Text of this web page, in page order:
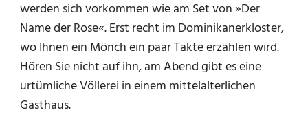
werden sich vorkommen wie am Set von »Der
Name der Rose«. Erst recht im Dominikanerkloster,
wo Ihnen ein Mönch ein paar Takte erzählen wird.
Hören Sie nicht auf ihn, am Abend gibt es eine
urtümliche Völlerei in einem mittelalterlichen
Gasthaus.